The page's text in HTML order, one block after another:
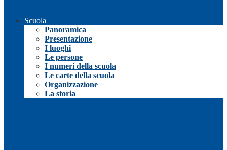
Scuola
Panoramica
Presentazione
I luoghi
Le persone
I numeri della scuola
Le carte della scuola
Organizzazione
La storia